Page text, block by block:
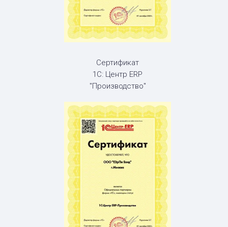
Сертификат
1С: Центр ERP
"Производство"